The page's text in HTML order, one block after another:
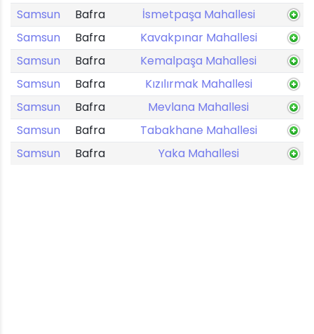
Samsun
Bafra
İsmetpaşa Mahallesi
Samsun
Bafra
Kavakpınar Mahallesi
Samsun
Bafra
Kemalpaşa Mahallesi
Samsun
Bafra
Kızılırmak Mahallesi
Samsun
Bafra
Mevlana Mahallesi
Samsun
Bafra
Tabakhane Mahallesi
Samsun
Bafra Yaka Mahallesi